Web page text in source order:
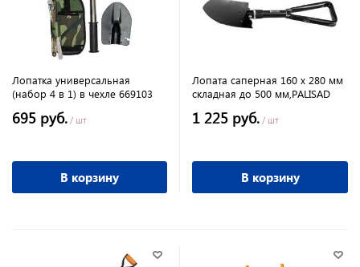
Лопатка универсальная
(набор 4 в 1) в чехле 669103
695 руб. / шт
В корзину
Лопата саперная 160 х 280 мм
складная до 500 мм,PALISAD
1 225 руб. / шт
В корзину